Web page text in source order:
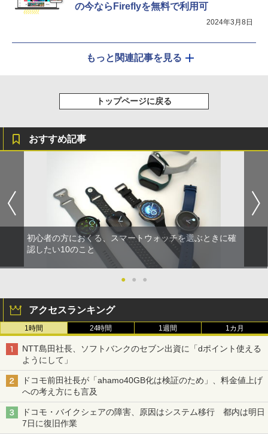
の今ならFireflyを無料で利用可
2024年3月8日
もっと関連記事を見る
トップページに戻る
おすすめ記事
初心者の方におくる、スマートウォッチを選ぶときに確
認したい10のこと
● ● ●
アクセスランキング
1時間 24時間 1週間 1カ月
NTT島田社長、ソフトバンクのセブン出資に「dポイント使える
ようにして」
ドコモ前田社長が「ahamo40GB化は検証のため」、料金値上げ
への考え方にも言及
ドコモ・バイクシェアの障害、原因はシステム移行 都内は明日
7日に復旧作業